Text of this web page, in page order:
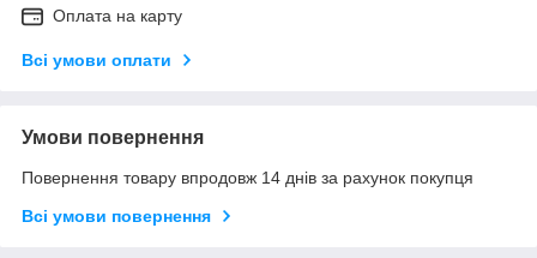
Оплата на карту
Всі умови оплати
Умови повернення
Повернення товару впродовж 14 днів за рахунок покупця
Всі умови повернення